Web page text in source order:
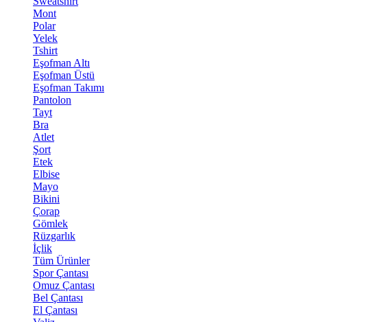
Mont
Polar
Yelek
Tshirt
Eşofman Altı
Eşofman Üstü
Eşofman Takımı
Pantolon
Tayt
Bra
Atlet
Şort
Etek
Elbise
Mayo
Bikini
Çorap
Gömlek
Rüzgarlık
İçlik
Tüm Ürünler
Spor Çantası
Omuz Çantası
Bel Çantası
El Çantası